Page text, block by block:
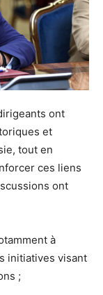
ont
et
tout en
ces liens
ont
à
initiatives visant
;